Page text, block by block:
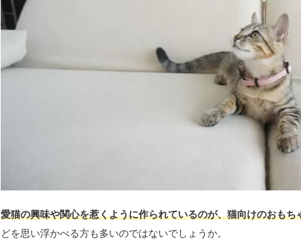
愛猫の興味や関心を惹くように作られているのが、猫向けのおもち
どを思い浮かべる方も多いのではないでしょうか。